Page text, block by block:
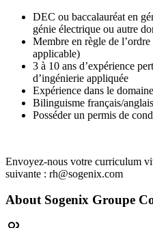
DEC ou baccalauréat en
génie électrique ou autre
Membre en règle de
applicable)
3 à 10 ans d’expérience
d’ingénierie appliquée
Expérience dans le
Bilinguisme français/
Posséder un permis de
Envoyez-nous votre curriculum
suivante : rh@sogenix.com
About Sogenix Groupe